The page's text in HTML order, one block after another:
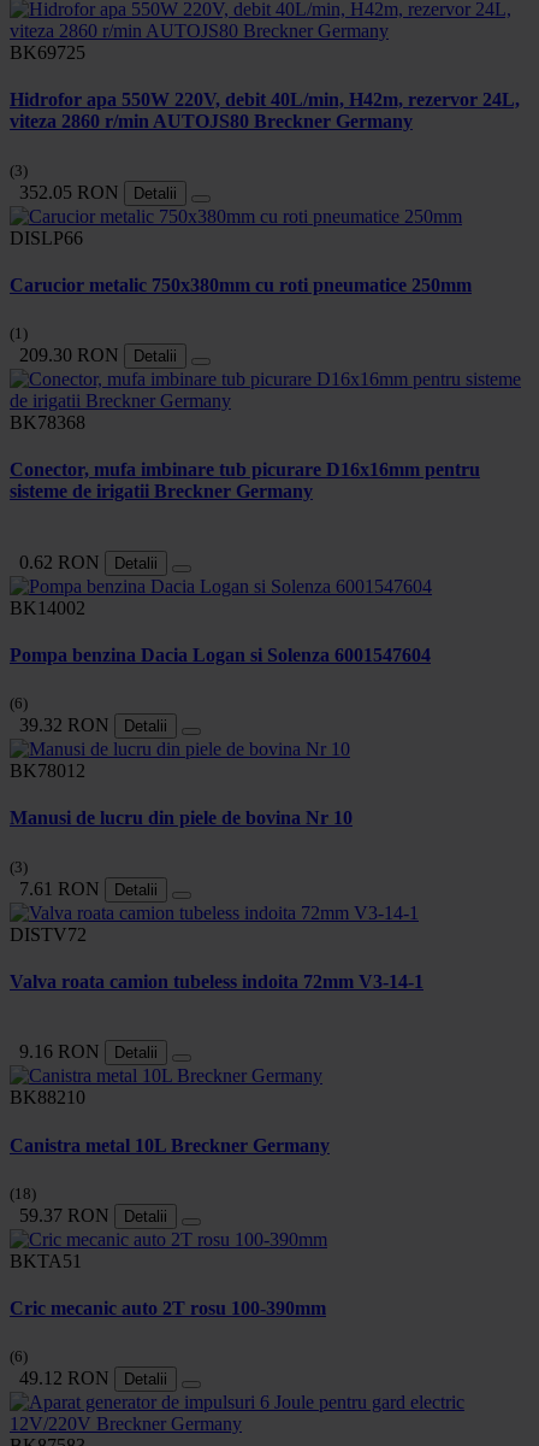
BK69725
Hidrofor apa 550W 220V, debit 40L/min, H42m, rezervor 24L,
viteza 2860 r/min AUTOJS80 Breckner Germany
(3)
352.05 RON Detalii
DISLP66
Carucior metalic 750x380mm cu roti pneumatice 250mm
(1)
209.30 RON Detalii
BK78368
Conector, mufa imbinare tub picurare D16x16mm pentru
sisteme de irigatii Breckner Germany
0.62 RON Detalii
BK14002
Pompa benzina Dacia Logan si Solenza 6001547604
(6)
39.32 RON Detalii
BK78012
Manusi de lucru din piele de bovina Nr 10
(3)
7.61 RON Detalii
DISTV72
Valva roata camion tubeless indoita 72mm V3-14-1
9.16 RON Detalii
BK88210
Canistra metal 10L Breckner Germany
(18)
59.37 RON Detalii
BKTA51
Cric mecanic auto 2T rosu 100-390mm
(6)
49.12 RON Detalii